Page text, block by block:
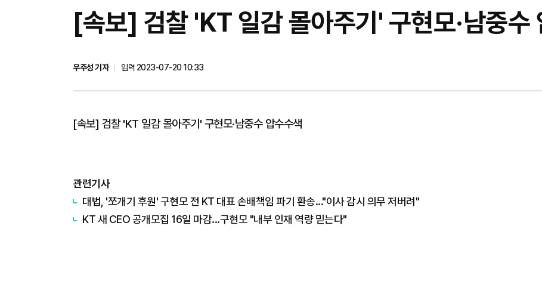
[속보] 검찰 'KT 일감 몰아주기' 구현모·남중수
우주성 기자
입력 2023-07-20 10:33
[속보] 검찰 'KT 일감 몰아주기' 구현모·남중수 압수수색
관련기사
대법, '쪼개기 후원' 구현모 전 KT 대표 손배책임 파기 환송..."이사 감시 의무 저버려"
KT 새 CEO 공개모집 16일 마감...구현모 "내부 인재 역량 믿는다"